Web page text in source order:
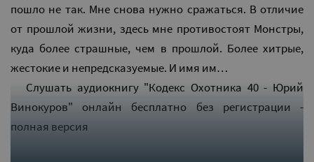
пошло не так. Мне снова нужно сражаться. В отличие
от прошлой жизни, здесь мне противостоят Монстры,
куда более страшные, чем в прошлой. Более хитрые,
жестокие и непредсказуемые. И имя им…
Слушать аудиокнигу "Кодекс Охотника 40 - Юрий
Винокуров" онлайн бесплатно без регистрации -
полная версия